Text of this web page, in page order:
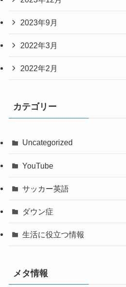
2023年9月
2022年3月
2022年2月
カテゴリー
Uncategorized
YouTube
サッカー英語
ダウン症
生活に役立つ情報
メタ情報